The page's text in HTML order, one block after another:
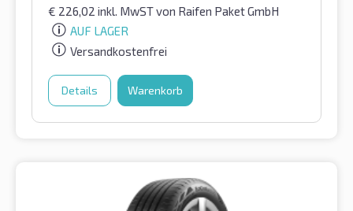
€ 226,02 inkl. MwSTvon Raifen Paket GmbH
AUF LAGER
Versandkostenfrei
Details Warenkorb